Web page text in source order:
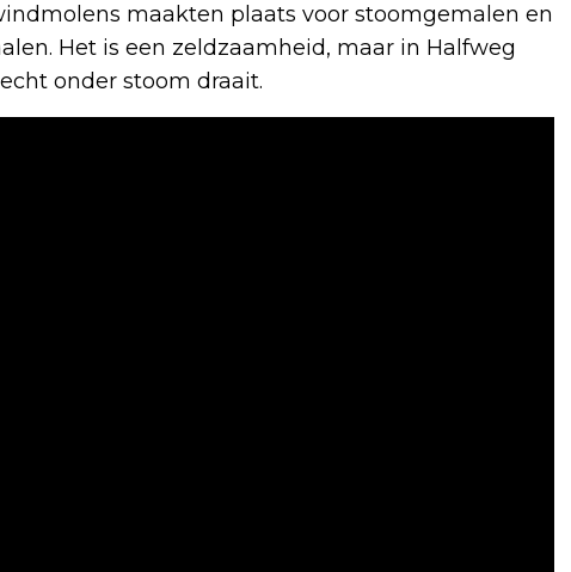
maakten plaats voor stoomgemalen en
Het is een zeldzaamheid, maar in Halfweg
onder stoom draait.